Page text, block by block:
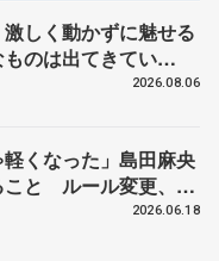
しく動かずに魅せる
ものは出てきてい
〟と慕うレジェンド
2026.08.06
軽くなった」島田麻央
こと ルール変更、長
につなぐ 【木下グル
2026.06.18